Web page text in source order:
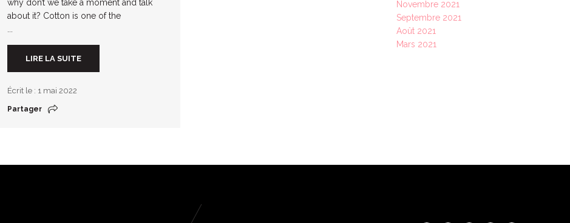
why don’t we take a moment and talk
about it? Cotton is one of the
LIRE LA SUITE
Écrit le : 1 mai 2022
Partager
Novembre 2021
Septembre 2021
Août 2021
Mars 2021